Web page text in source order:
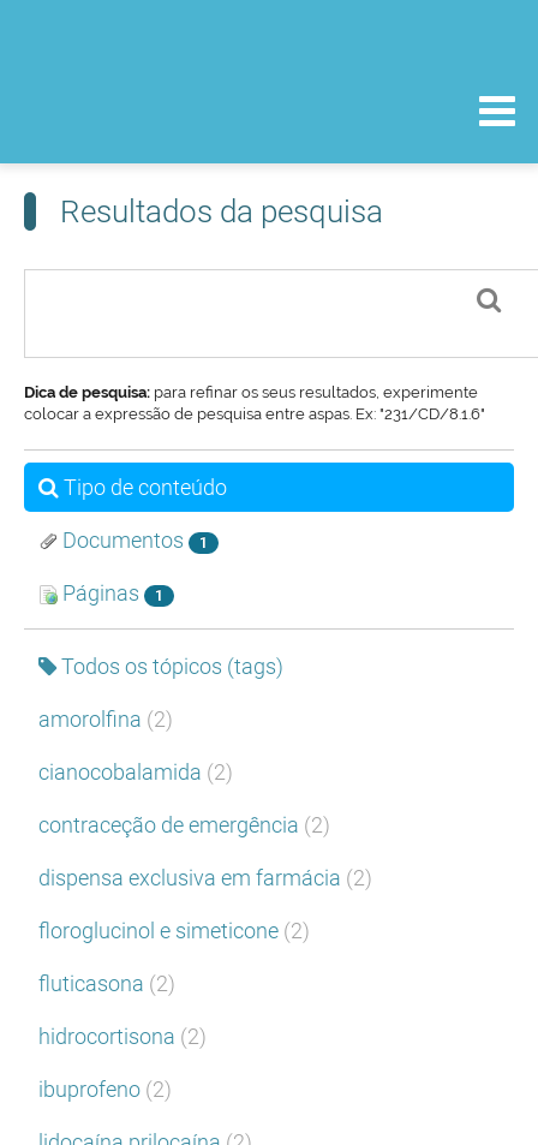
Resultados da pesquisa
Dica de pesquisa: para refinar os seus resultados, experimente
colocar a expressão de pesquisa entre aspas. Ex: "231/CD/8.1.6"
Tipo de conteúdo
Documentos 1
Páginas 1
Todos os tópicos (tags)
amorolfina (2)
cianocobalamida (2)
contraceção de emergência (2)
dispensa exclusiva em farmácia (2)
floroglucinol e simeticone (2)
fluticasona (2)
hidrocortisona (2)
ibuprofeno (2)